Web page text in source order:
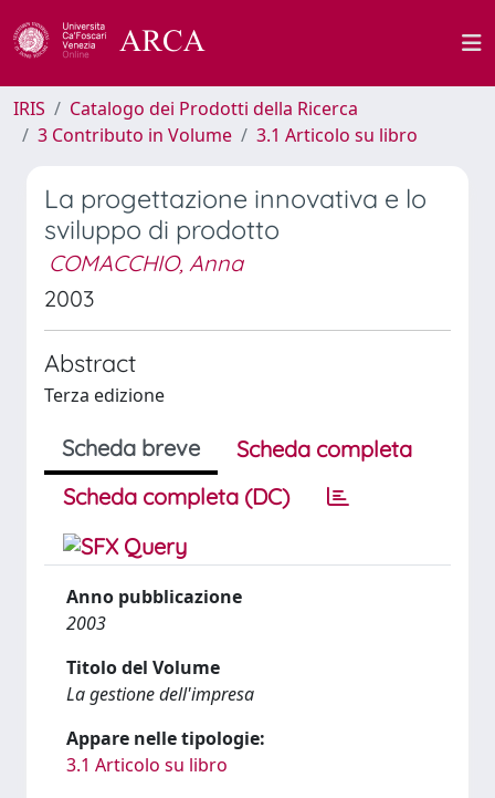
IRIS
Catalogo dei Prodotti della Ricerca
3 Contributo in Volume
3.1 Articolo su libro
La progettazione innovativa e lo
sviluppo di prodotto
COMACCHIO, Anna
2003
Abstract
Terza edizione
Scheda breve
Scheda completa
Scheda completa (DC)
Anno pubblicazione
2003
Titolo del Volume
La gestione dell'impresa
Appare nelle tipologie:
3.1 Articolo su libro